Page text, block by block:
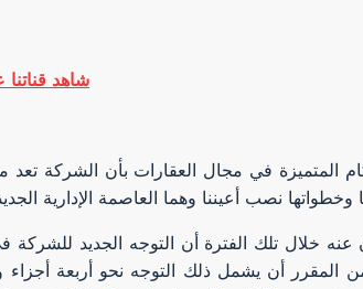
شاهد
المتميزة في مجال العقارات بأن الشركة تعد
وخطواتها نصب أعيننا وهما العاصمة الإدارية
خلال تلك الفترة أن التوجه الجديد
المقرر أن يشمل ذلك التوجه نحو أربعة